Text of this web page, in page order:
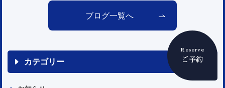
Reserve
ご予約
ブログ一覧へ
カテゴリー